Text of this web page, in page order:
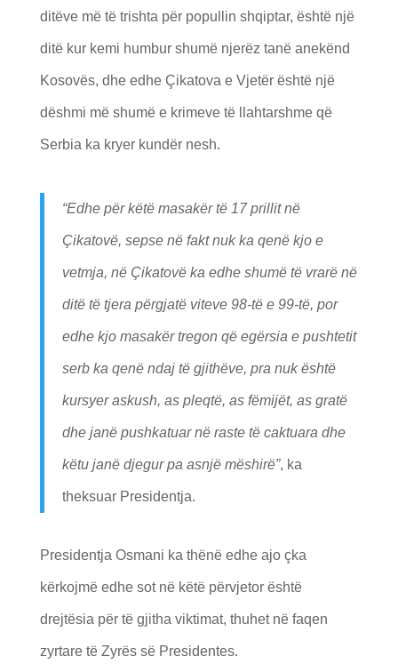
ditëve më të trishta për popullin shqiptar, është një
ditë kur kemi humbur shumë njerëz tanë anekënd
Kosovës, dhe edhe Çikatova e Vjetër është një
dëshmi më shumë e krimeve të llahtarshme që
Serbia ka kryer kundër nesh.
“Edhe për këtë masakër të 17 prillit në
Çikatovë, sepse në fakt nuk ka qenë kjo e
vetmja, në Çikatovë ka edhe shumë të vrarë në
ditë të tjera përgjatë viteve 98-të e 99-të, por
edhe kjo masakër tregon që egërsia e pushtetit
serb ka qenë ndaj të gjithëve, pra nuk është
kursyer askush, as pleqtë, as fëmijët, as gratë
dhe janë pushkatuar në raste të caktuara dhe
këtu janë djegur pa asnjë mëshirë”, ka
theksuar Presidentja.
Presidentja Osmani ka thënë edhe ajo çka
kërkojmë edhe sot në këtë përvjetor është
drejtësia për të gjitha viktimat, thuhet në faqen
zyrtare të Zyrës së Presidentes.